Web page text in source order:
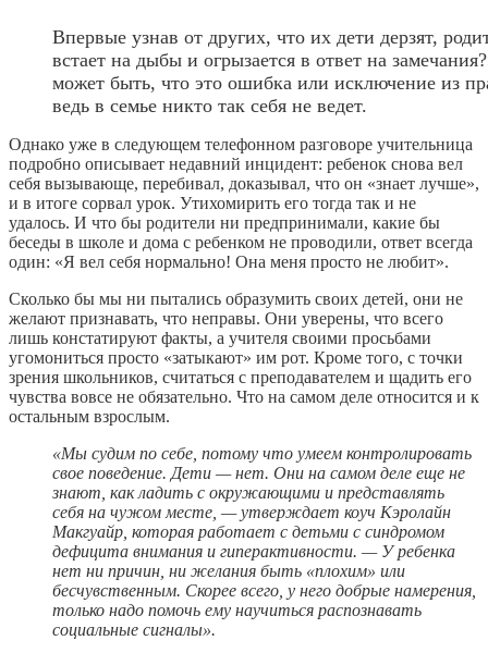
Впервые узнав от других, что их дети дерзят,
встает на дыбы и огрызается в ответ на
может быть, что это ошибка или исключение из
ведь в семье никто так себя не ведет.
Однако уже в следующем телефонном разговоре учительница
подробно описывает недавний инцидент: ребенок снова вел
себя вызывающе, перебивал, доказывал, что он «знает лучше»,
и в итоге сорвал урок. Утихомирить его тогда так и не
удалось. И что бы родители ни предпринимали, какие бы
беседы в школе и дома с ребенком не проводили, ответ всегда
один: «Я вел себя нормально! Она меня просто не любит».
Сколько бы мы ни пытались образумить своих детей, они не
желают признавать, что неправы. Они уверены, что всего
лишь констатируют факты, а учителя своими просьбами
угомониться просто «затыкают» им рот. Кроме того, с точки
зрения школьников, считаться с преподавателем и щадить его
чувства вовсе не обязательно. Что на самом деле относится и к
остальным взрослым.
«Мы судим по себе, потому что умеем контролировать
свое поведение. Дети — нет. Они на самом деле еще не
знают, как ладить с окружающими и представлять
себя на чужом месте, — утверждает коуч Кэролайн
Макгуайр, которая работает с детьми с синдромом
дефицита внимания и гиперактивности. — У ребенка
нет ни причин, ни желания быть «плохим» или
бесчувственным. Скорее всего, у него добрые намерения,
только надо помочь ему научиться распознавать
социальные сигналы».